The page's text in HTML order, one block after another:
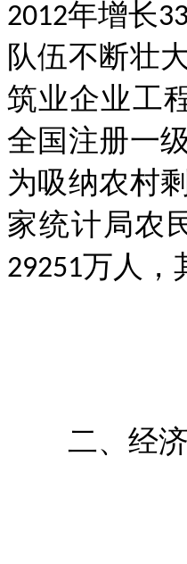
2012年增长
队伍不断壮
筑业企业工
全国注册一
为吸纳农村
家统计局农
29251万人
二、经济